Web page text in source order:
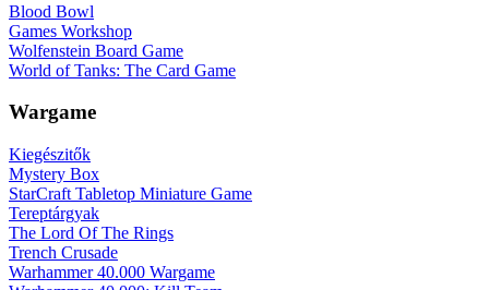
Blood Bowl
Games Workshop
Wolfenstein Board Game
World of Tanks: The Card Game
Wargame
Kiegészitők
Mystery Box
StarCraft Tabletop Miniature Game
Tereptárgyak
The Lord Of The Rings
Trench Crusade
Warhammer 40.000 Wargame